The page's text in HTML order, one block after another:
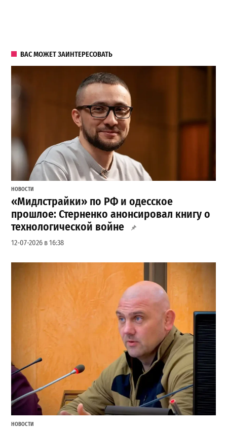
ВАС МОЖЕТ ЗАИНТЕРЕСОВАТЬ
НОВОСТИ
«Мидлстрайки» по РФ и одесское
прошлое: Стерненко анонсировал книгу о
технологической войне
12-07-2026 в 16:38
НОВОСТИ